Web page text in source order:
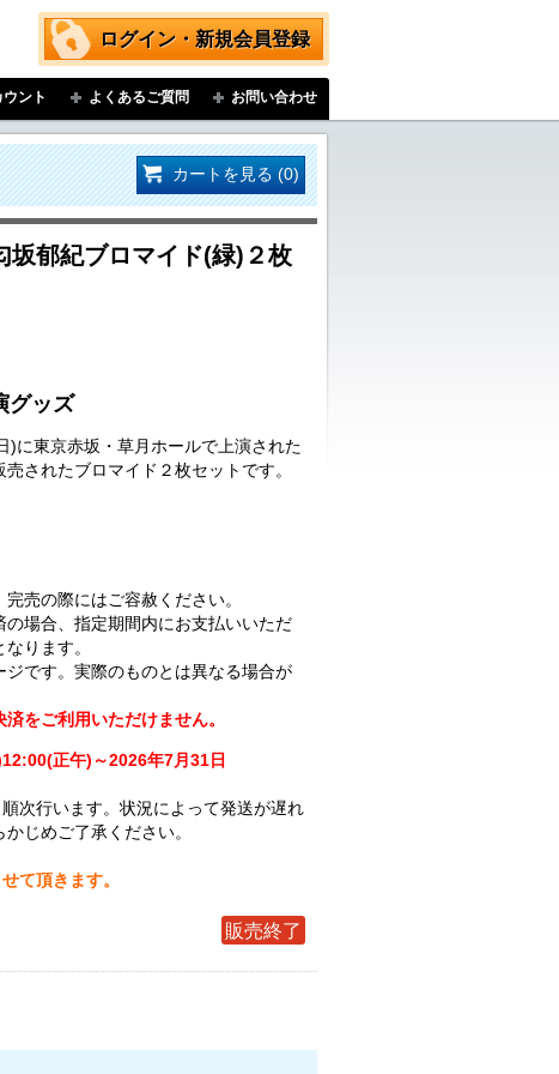
ログイン・新規会員登録
ント よくあるご質問 お問い合わせ
カートを見る (0)
坂郁紀ブロマイド(緑)２枚
グッズ
)に東京赤坂・草月ホールで上演された
されたブロマイド２枚セットです。
売の際にはご容赦ください。
の場合、指定期間内にお支払いいただ
ります。
ジです。実際のものとは異なる場合が
をご利用いただけません。
正午)～2026年7月31日
順次行います。状況によって発送が遅れ
じめご了承ください。
て頂きます。
販売終了